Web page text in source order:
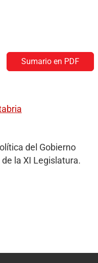
Sumario en PDF
del Gobierno
la XI Legislatura.